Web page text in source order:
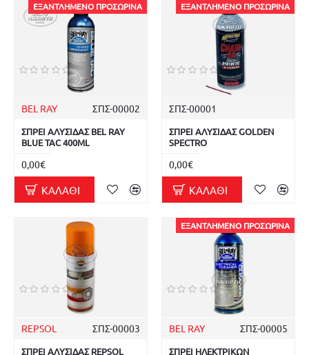
ΕΞΑΝΤΛΗΜΈΝΟ ΠΡΟΣΩΡΙΝΆ
BEL RAY ΣΠΣ-00002
ΣΠΡΕΙ ΑΛΥΣΙΔΑΣ BEL RAY
BLUE TAC 400ML
0,00€
ΚΑΛΆΘΙ
ΕΞΑΝΤΛΗΜΈΝΟ ΠΡΟΣΩΡΙΝΆ
ΣΠΣ-00001
ΣΠΡΕΙ ΑΛΥΣΙΔΑΣ GOLDEN
SPECTRO
0,00€
ΚΑΛΆΘΙ
REPSOL ΣΠΣ-00003
ΣΠΡΕΙ ΑΛΥΣΙΔΑΣ REPSOL
ΕΞΑΝΤΛΗΜΈΝΟ ΠΡΟΣΩΡΙΝΆ
BEL RAY ΣΠΣ-00005
ΣΠΡΕΙ ΗΛΕΚΤΡΙΚΩΝ